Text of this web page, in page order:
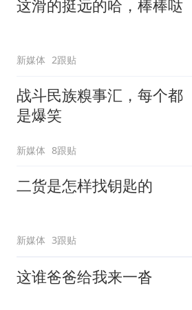
这滑的挺远的哈，棒棒哒
新媒体 2跟贴
战斗民族糗事汇，每个都
是爆笑
新媒体 8跟贴
二货是怎样找钥匙的
新媒体 3跟贴
这谁爸爸给我来一沓